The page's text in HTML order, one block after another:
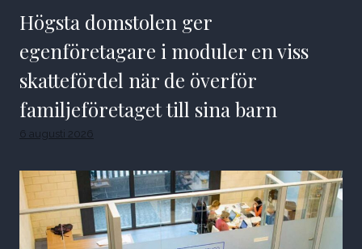
Högsta domstolen ger
egenföretagare i moduler en viss
skattefördel när de överför
familjeföretaget till sina barn
6 augusti 2026